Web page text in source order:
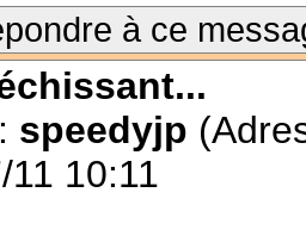
à ce
speedyjp
10:11